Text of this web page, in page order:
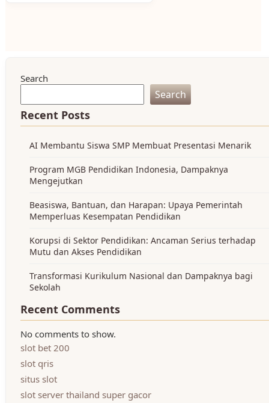
Search
Search
Recent Posts
AI Membantu Siswa SMP Membuat Presentasi Menarik
Program MGB Pendidikan Indonesia, Dampaknya
Mengejutkan
Beasiswa, Bantuan, dan Harapan: Upaya Pemerintah
Memperluas Kesempatan Pendidikan
Korupsi di Sektor Pendidikan: Ancaman Serius terhadap
Mutu dan Akses Pendidikan
Transformasi Kurikulum Nasional dan Dampaknya bagi
Sekolah
Recent Comments
No comments to show.
slot bet 200
slot qris
situs slot
slot server thailand super gacor